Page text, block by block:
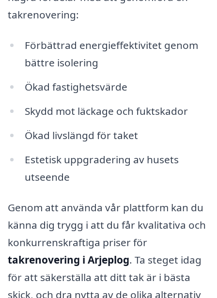
takrenovering:
Förbättrad energieffektivitet genom
bättre isolering
Ökad fastighetsvärde
Skydd mot läckage och fuktskador
Ökad livslängd för taket
Estetisk uppgradering av husets
utseende
Genom att använda vår plattform kan du
känna dig trygg i att du får kvalitativa och
konkurrenskraftiga priser för
takrenovering i Arjeplog. Ta steget idag
för att säkerställa att ditt tak är i bästa
skick, och dra nytta av de olika alternativ